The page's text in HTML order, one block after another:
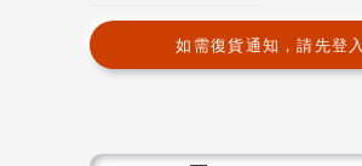
如需復貨通知，請先登入